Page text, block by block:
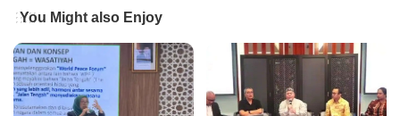
You Might also Enjoy